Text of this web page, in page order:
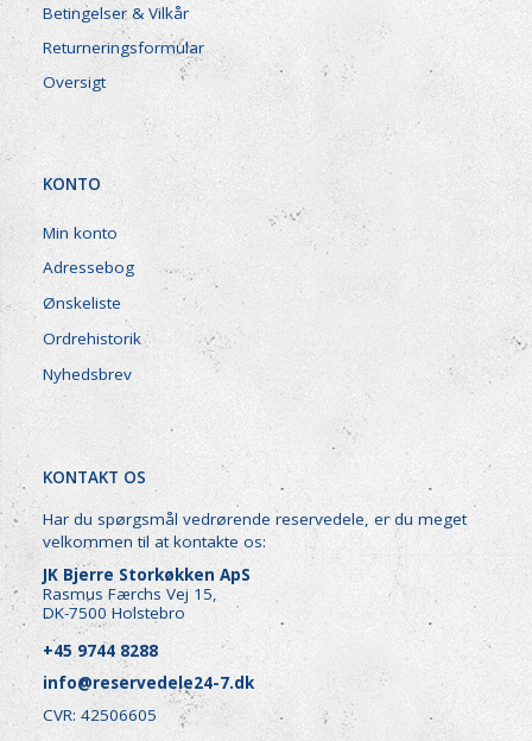
Betingelser & Vilkår
Returneringsformular
Oversigt
KONTO
Min konto
Adressebog
Ønskeliste
Ordrehistorik
Nyhedsbrev
KONTAKT OS
Har du spørgsmål vedrørende reservedele, er du meget
velkommen til at kontakte os:
JK Bjerre Storkøkken ApS
Rasmus Færchs Vej 15,
DK-7500 Holstebro
+45 9744 8288
info@reservedele24-7.dk
CVR: 42506605